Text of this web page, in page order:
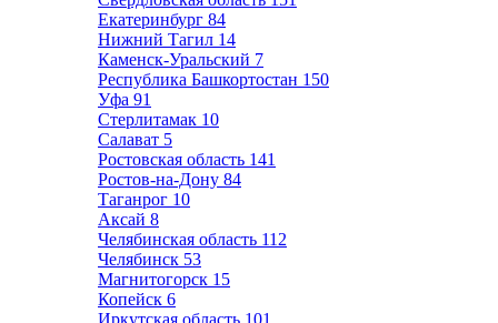
Екатеринбург 84
Нижний Тагил 14
Каменск-Уральский 7
Республика Башкортостан 150
Уфа 91
Стерлитамак 10
Салават 5
Ростовская область 141
Ростов-на-Дону 84
Таганрог 10
Аксай 8
Челябинская область 112
Челябинск 53
Магнитогорск 15
Копейск 6
Иркутская область 101